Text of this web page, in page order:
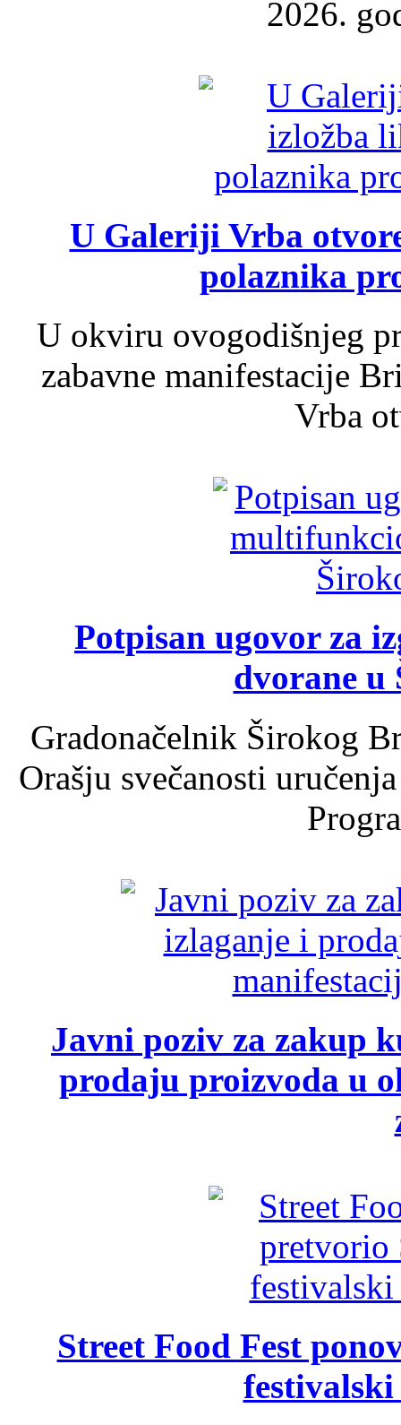
2026.
U Galeriji Vrba
polaznika
U okviru ovogodišnjeg
zabavne manifestacije
Vrba
Potpisan ugovor za
dvorane u
Gradonačelnik Širokog
Orašju svečanosti
Javni poziv za zakup
prodaju proizvoda u
Street Food Fest